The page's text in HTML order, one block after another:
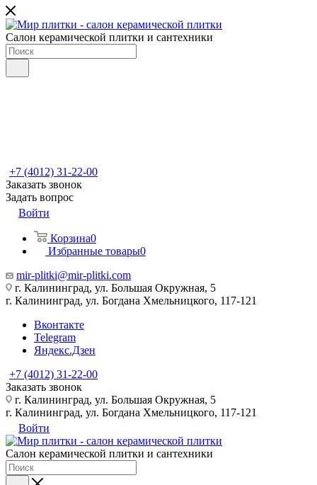
Салон керамической плитки и сантехники
+7 (4012) 31-22-00
Заказать звонок
Задать вопрос
Войти
Корзина0
Избранные товары0
mir-plitki@mir-plitki.com
г. Калининград, ул. Большая Окружная, 5
г. Калининград, ул. Богдана Хмельницкого, 117-121
Вконтакте
Telegram
Яндекс.Дзен
+7 (4012) 31-22-00
Заказать звонок
г. Калининград, ул. Большая Окружная, 5
г. Калининград, ул. Богдана Хмельницкого, 117-121
Войти
Салон керамической плитки и сантехники